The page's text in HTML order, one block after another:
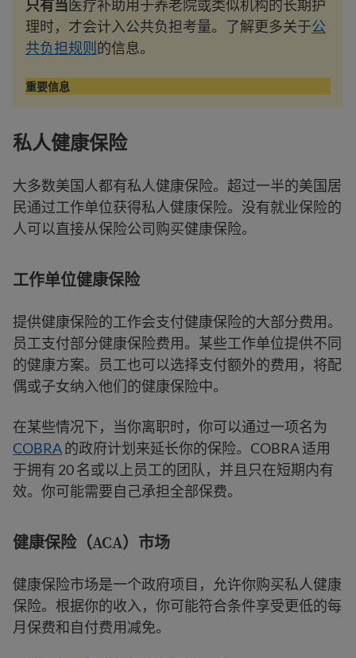
只有当医疗补助用于养老院或类似机构的长期护
理时，才会计入公共负担考量。了解更多关于公
共负担规则 的信息。
重要信息
私人健康保险
大多数美国人都有私人健康保险。超过一半的美国居
民通过工作单位获得私人健康保险。没有就业保险的
人可以直接从保险公司购买健康保险。
工作单位健康保险
提供健康保险的工作会支付健康保险的大部分费用。
员工支付部分健康保险费用。某些工作单位提供不同
的健康方案。员工也可以选择支付额外的费用，将配
偶或子女纳入他们的健康保险中。
在某些情况下，当你离职时，你可以通过一项名为
COBRA的政府计划来延长你的保险。COBRA 适用
于拥有 20 名或以上员工的团队，并且只在短期内有
效。你可能需要自己承担全部保费。
健康保险（ACA）市场
健康保险市场是一个政府项目，允许你购买私人健康
保险。根据你的收入，你可能符合条件享受更低的每
月保费和自付费用减免。